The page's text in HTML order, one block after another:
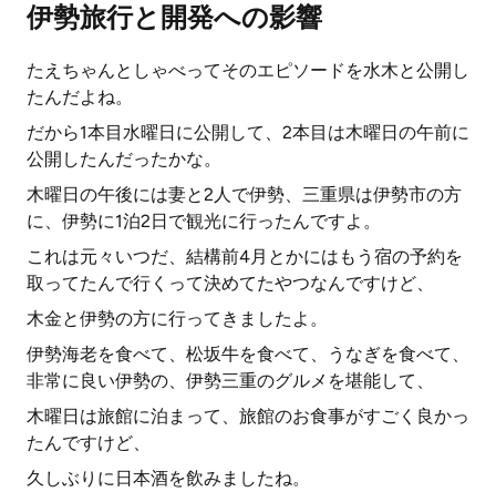
伊勢旅行と開発への影響
たえちゃんとしゃべってそのエピソードを水木と公開し
たんだよね。
だから1本目水曜日に公開して、2本目は木曜日の午前に
公開したんだったかな。
木曜日の午後には妻と2人で伊勢、三重県は伊勢市の方
に、伊勢に1泊2日で観光に行ったんですよ。
これは元々いつだ、結構前4月とかにはもう宿の予約を
取ってたんで行くって決めてたやつなんですけど、
木金と伊勢の方に行ってきましたよ。
伊勢海老を食べて、松坂牛を食べて、うなぎを食べて、
非常に良い伊勢の、伊勢三重のグルメを堪能して、
木曜日は旅館に泊まって、旅館のお食事がすごく良かっ
たんですけど、
久しぶりに日本酒を飲みましたね。